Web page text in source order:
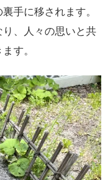
手に移されます。
、人々の思いと共
す。